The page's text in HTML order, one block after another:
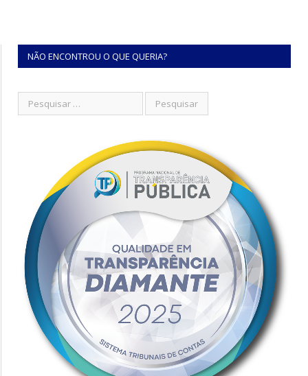
NÃO ENCONTROU O QUE QUERIA?